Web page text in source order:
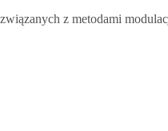
z metodami